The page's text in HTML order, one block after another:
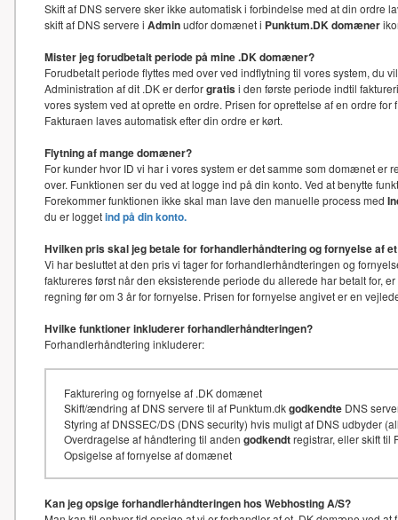
Skift af DNS servere sker ikke automatisk i forbindelse med at din
skift af DNS servere i Adminudfor domænet i Punktum.DK domæner
Mister jeg forudbetalt periode på mine .DK domæner?
Forudbetalt periode flyttes med over ved indflytning til vores system,
Administration af dit .DK er derforgratisi den første periode indtil
vores system ved at oprette en ordre. Prisen for oprettelse af en ordre
Fakturaen laves automatisk efter din ordre er kørt.
Flytning af mange domæner?
For kunder hvor ID vi har i vores system er det samme som domænet
over. Funktionen ser du ved at logge ind på din konto. Ved at benytte
Forekommer funktionen ikke skal man lave den manuelle process med
du er loggetind på din konto.
Hvilken pris skal jeg betale for forhandlerhåndtering og fornyelse af
Vi har besluttet at den pris vi tager for forhandlerhåndteringen og
faktureres først når den eksisterende periode du allerede har betalt for,
regning før om 3 år for fornyelse. Prisen for fornyelse angivet er en
Hvilke funktioner inkluderer forhandlerhåndteringen?
Forhandlerhåndtering inkluderer:
Fakturering og fornyelse af .DK domænet
Skift/ændring af DNS servere til af Punktum.dkgodkendte DNS
Styring af DNSSEC/DS (DNS security) hvis muligt af DNS udbyder
Overdragelse af håndtering til anden godkendtregistrar, eller skift til
Opsigelse af fornyelse af domænet
Kan jeg opsige forhandlerhåndteringen hos Webhosting A/S?